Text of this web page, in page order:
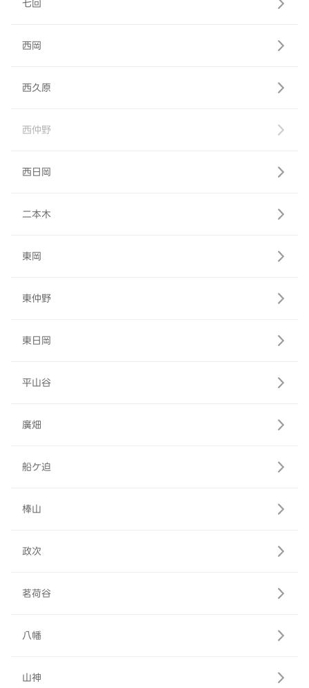
七回
西岡
西久原
西仲野
西日岡
二本木
東岡
東仲野
東日岡
平山谷
廣畑
船ケ迫
棒山
政次
茗荷谷
八幡
山神